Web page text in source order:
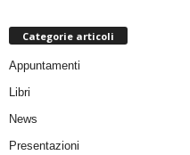
Categorie articoli
Appuntamenti
Libri
News
Presentazioni